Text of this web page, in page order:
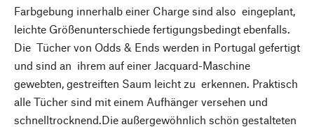
Farbgebung innerhalb einer Charge sind also eingeplant,
leichte Größenunterschiede fertigungsbedingt ebenfalls.
Die Tücher von Odds & Ends werden in Portugal gefertigt
und sind an ihrem auf einer Jacquard-Maschine
gewebten, gestreiften Saum leicht zu erkennen. Praktisch
alle Tücher sind mit einem Aufhänger versehen und
schnelltrocknend.Die außergewöhnlich schön gestalteten